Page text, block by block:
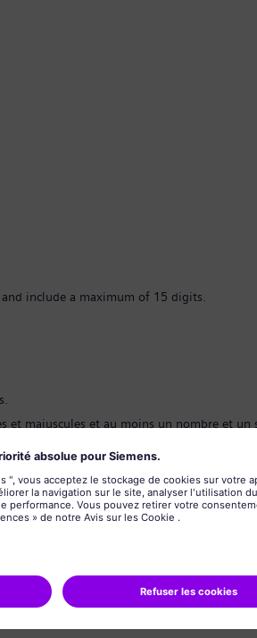
and include a maximum of 15 digits.
et majuscules et au moins un nombre et un